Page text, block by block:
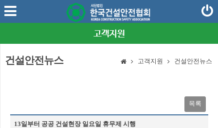
고객지원
건설안전뉴스 고객지원 건설안전뉴스
목록
13일부터 공공 건설현장 일요일 휴무제 시행